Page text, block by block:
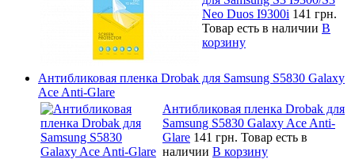
Neo Duos I9300i 141 грн.
Товар есть в наличии В
корзину
Антибликовая пленка Drobak для Samsung S5830 Galaxy
Ace Anti-Glare
Антибликовая пленка Drobak для
Samsung S5830 Galaxy Ace Anti-
Glare 141 грн. Товар есть в
наличии В корзину